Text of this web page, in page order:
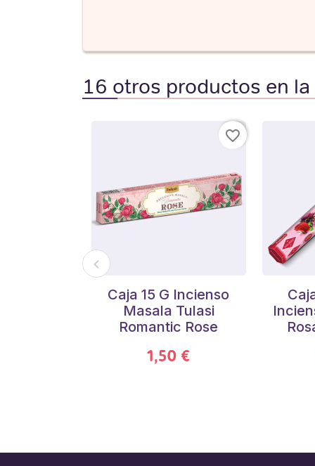
16 otros productos en
Caja 15 G Incienso
Masala Tulasi
Romantic Rose
1,50 €
favorite_border